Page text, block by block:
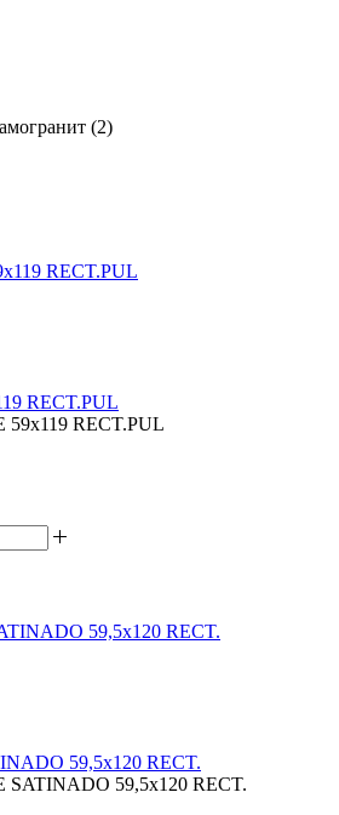
(2)
RECT.PUL
RECT.PUL
59,5x120 RECT.
59,5x120 RECT.